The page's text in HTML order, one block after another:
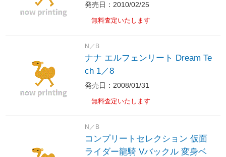
発売日：2010/02/25
無料査定いたします
N／B
ナナ エルフェンリート Dream Te
ch 1／8
発売日：2008/01/31
無料査定いたします
N／B
コンプリートセレクション 仮面
ライダー龍騎 Vバックル 変身ベ